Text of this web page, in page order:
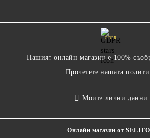
GDPR
Нашият онлайн магазин е 100%
Прочетете нашата
Моите лични данни
Онлайн магазин от